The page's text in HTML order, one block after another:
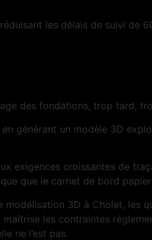
les délais de suivi de
des fondations, trop tard,
générant un modèle 3D
exigences croissantes de
que le carnet de bord
3D à Cholet, les
les contraintes
ne l’est pas.